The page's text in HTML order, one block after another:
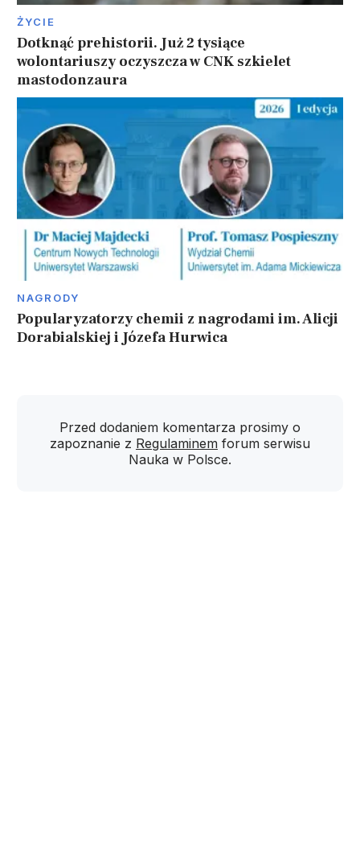
ŻYCIE
Dotknąć prehistorii. Już 2 tysiące
wolontariuszy oczyszcza w CNK szkielet
mastodonzaura
NAGRODY
Popularyzatorzy chemii z nagrodami im. Alicji
Dorabialskiej i Józefa Hurwica
Przed dodaniem komentarza prosimy o
zapoznanie z Regulaminem forum serwisu
Nauka w Polsce.